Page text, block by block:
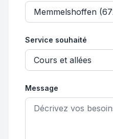
Service souhaité
Message